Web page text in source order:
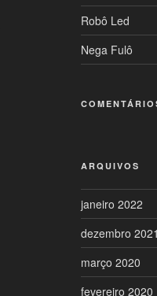
Robô Led
Nega Fulô
ARQUIVOS
janeiro 2022
dezembro
março 2020
fevereiro 2020